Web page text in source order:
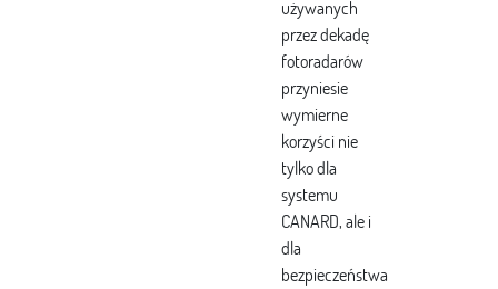
używanych
przez dekadę
fotoradarów
przyniesie
wymierne
korzyści nie
tylko dla
systemu
CANARD, ale i
dla
bezpieczeństwa